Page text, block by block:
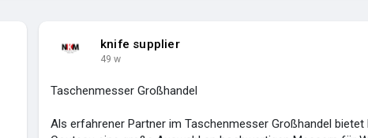
knife supplier
49 w
Taschenmesser Großhandel
Als erfahrener Partner im Taschenmesser Großhandel bietet